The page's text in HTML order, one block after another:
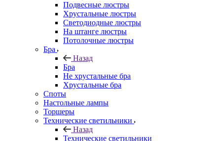
Подвесные люстры
Хрустальные люстры
Светодиодные люстры
На штанге люстры
Потолочные люстры
Бра
Назад
Бра
Не хрустальные бра
Хрустальные бра
Споты
Настольные лампы
Торшеры
Технические светильники
Назад
Технические светильники